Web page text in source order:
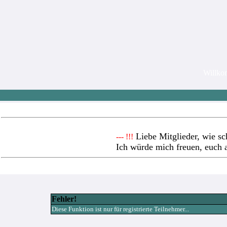
--- !!! Liebe Mitglieder, wie
Ich würde mich freuen, euch
Fehler!
Diese Funktion ist nur für registrierte Teilnehmer...